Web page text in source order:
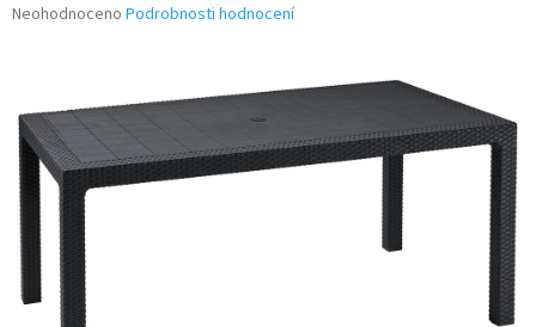
Průměrné
z
5
hvězdiček.
Neohodnoceno Podrobnosti hodnocení